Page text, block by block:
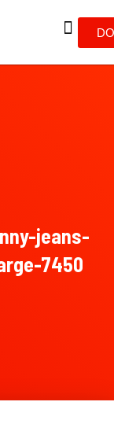
jeans-
7450